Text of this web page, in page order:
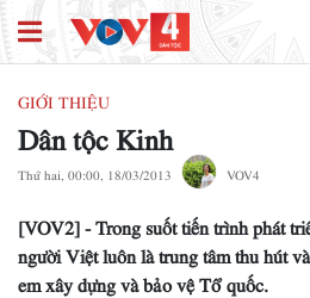
GIỚI THIỆU
Dân tộc Kinh
Thứ hai, 00:00, 18/03/2013 VOV4
[VOV2] - Trong suốt tiến trình phát
người Việt luôn là trung tâm thu hút
em xây dựng và bảo vệ Tổ quốc.